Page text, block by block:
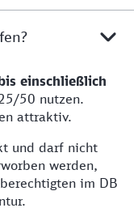
einschließlich
50 nutzen.
attraktiv.
und darf nicht
werden,
im DB